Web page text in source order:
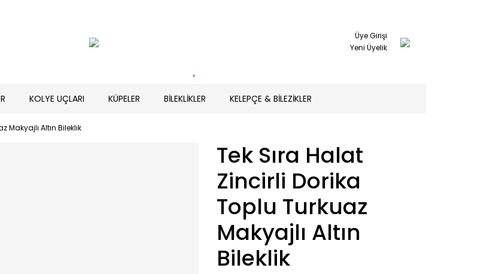
Üye Girişi
Yeni Üyelik
KOLYE UÇLARI KÜPELER BİLEKLİKLER KELEPÇE & BİLEZİKLER
Makyajlı Altın Bileklik
Tek Sıra Halat
Zincirli Dorika
Toplu Turkuaz
Makyajlı Altın
Bileklik